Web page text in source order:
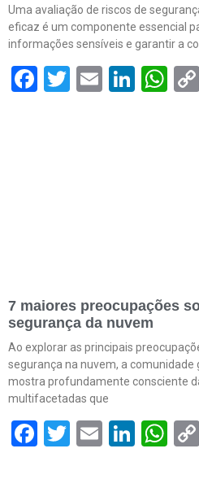
Uma avaliação de riscos de
eficaz é um componente essencial
informações sensíveis e garantir a
Facebook
Twitter
Email
7 maiores preocupações
segurança da nuvem
Ao explorar as principais
segurança na nuvem, a comunidade
mostra profundamente consciente
multifacetadas que
Facebook
Twitter
Email